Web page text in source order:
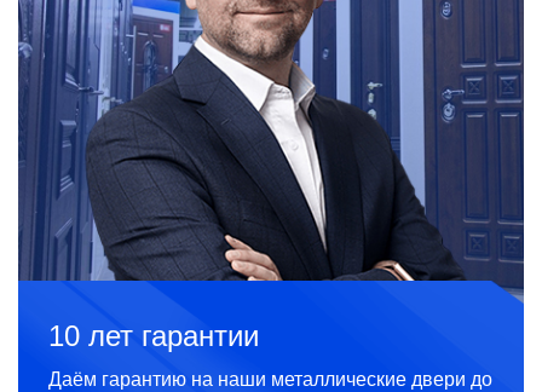
10 лет гарантии
Даём гарантию на наши металлические двери до